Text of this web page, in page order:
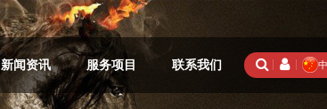
新闻资讯 服务项目 联系我们